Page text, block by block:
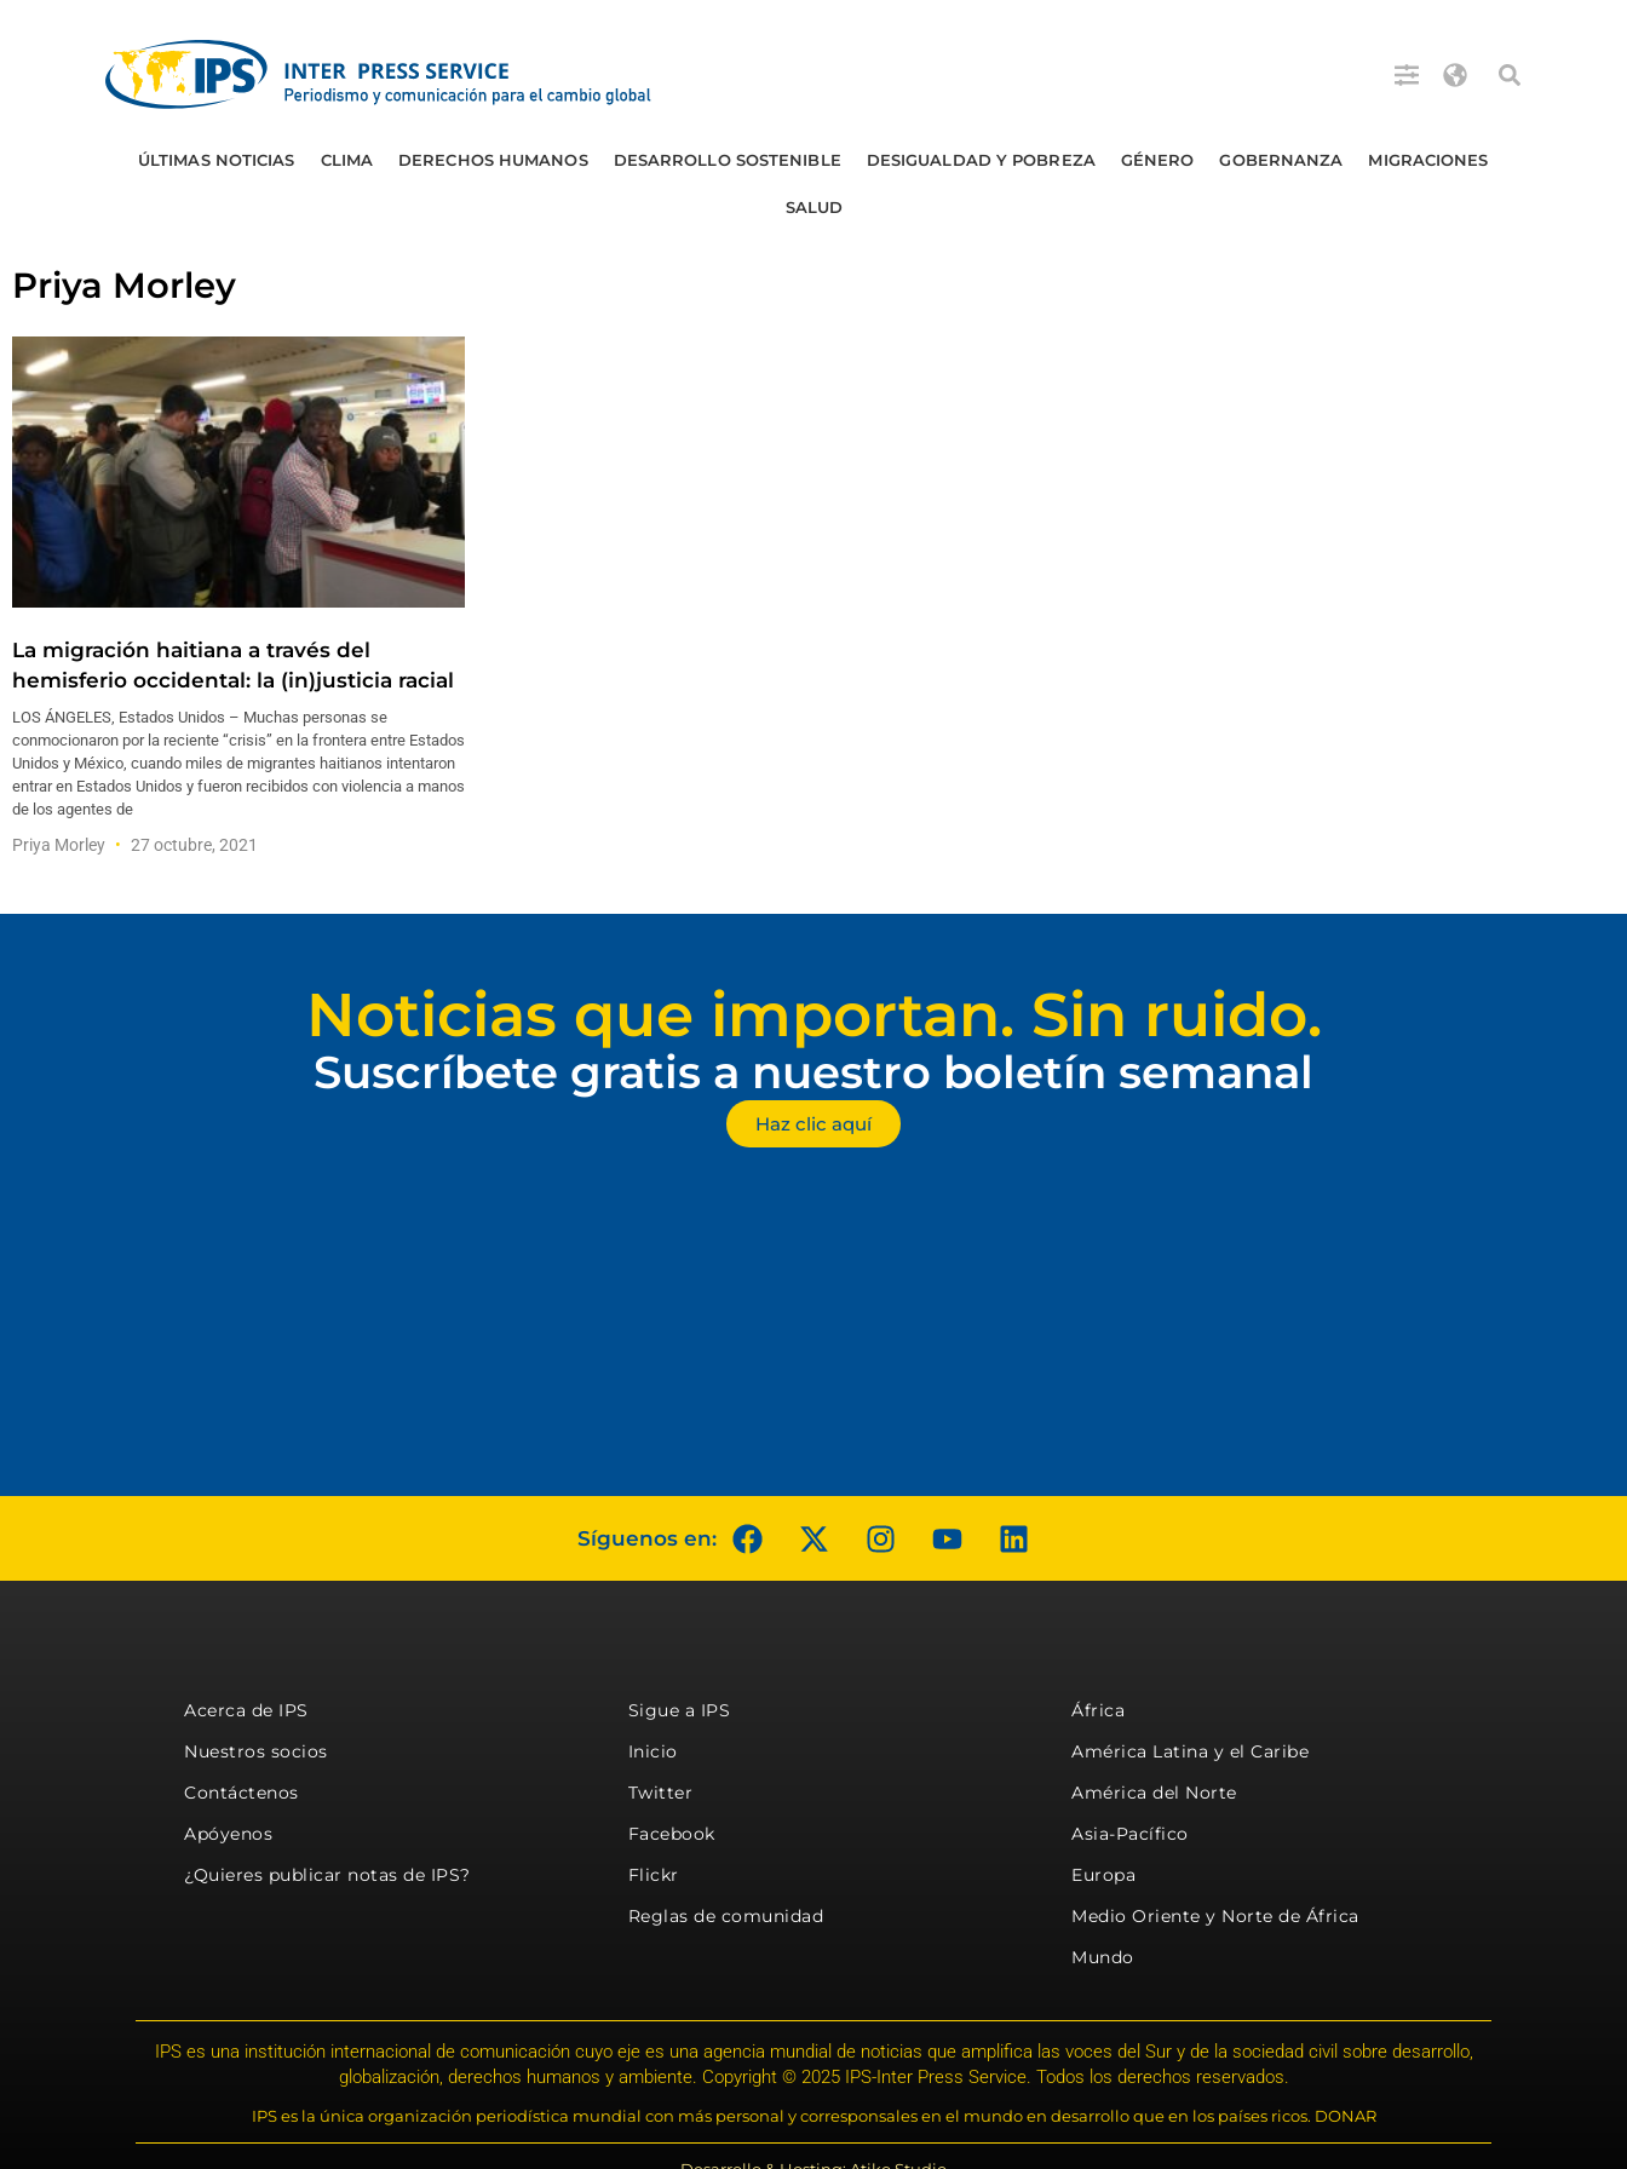
ÚLTIMAS NOTICIAS CLIMA DERECHOS HUMANOS DESARROLLO SOSTENIBLE DESIGUALDAD Y POBREZA GÉNERO GOBERNANZA MIGRACIONES
SALUD
Priya Morley
La migración haitiana a través del
hemisferio occidental: la (in)justicia racial
LOS ÁNGELES, Estados Unidos – Muchas personas se
conmocionaron por la reciente “crisis” en la frontera entre Estados
Unidos y México, cuando miles de migrantes haitianos intentaron
entrar en Estados Unidos y fueron recibidos con violencia a manos
de los agentes de
Priya Morley 27 octubre, 2021
Noticias que importan. Sin ruido.
Suscríbete gratis a nuestro boletín semanal
Haz clic aquí
Síguenos en:
Acerca de IPS
Nuestros socios
Contáctenos
Apóyenos
¿Quieres publicar notas de IPS?
Sigue a IPS
Inicio
Twitter
Facebook
Flickr
Reglas de comunidad
África
América Latina y el Caribe
América del Norte
Asia-Pacífico
Europa
Medio Oriente y Norte de África
Mundo
IPS es una institución internacional de comunicación cuyo eje es una agencia mundial de noticias que amplifica las voces del Sur y de la sociedad civil sobre desarrollo,
globalización, derechos humanos y ambiente. Copyright © 2025 IPS-Inter Press Service. Todos los derechos reservados.
IPS es la única organización periodística mundial con más personal y corresponsales en el mundo en desarrollo que en los países ricos. DONAR